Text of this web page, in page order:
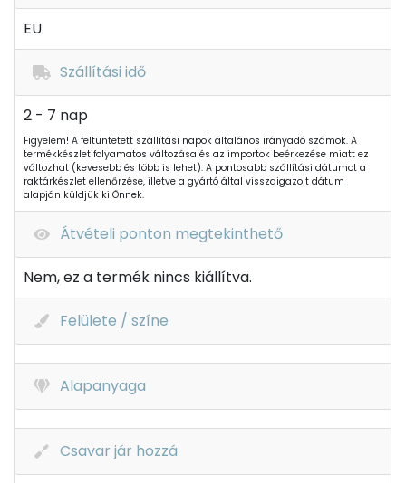
EU
Szállítási idő
2 - 7 nap
Figyelem! A feltüntetett szállítási napok általános irányadó számok. A
termékkészlet folyamatos változása és az importok beérkezése miatt ez
változhat (kevesebb és több is lehet). A pontosabb szállítási dátumot a
raktárkészlet ellenőrzése, illetve a gyártó által visszaigazolt dátum
alapján küldjük ki Önnek.
Átvételi ponton megtekinthető
Nem, ez a termék nincs kiállítva.
Felülete / színe
Alapanyaga
Csavar jár hozzá